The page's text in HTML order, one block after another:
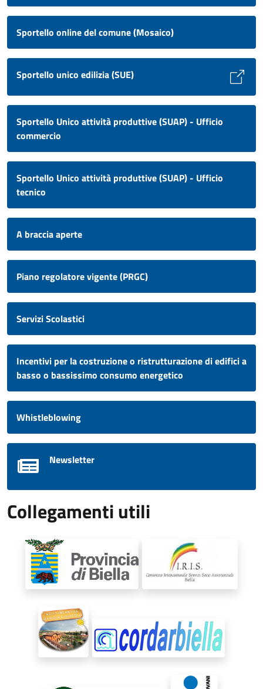
Sportello online del comune (Mosaico)
Sportello unico edilizia (SUE)
Sportello Unico attività produttive (SUAP) - Ufficio
commercio
Sportello Unico attività produttive (SUAP) - Ufficio
tecnico
A braccia aperte
Piano regolatore vigente (PRGC)
Servizi Scolastici
Incentivi per la costruzione o ristrutturazione di edifici a
basso o bassissimo consumo energetico
Whistleblowing
Newsletter
Collegamenti utili